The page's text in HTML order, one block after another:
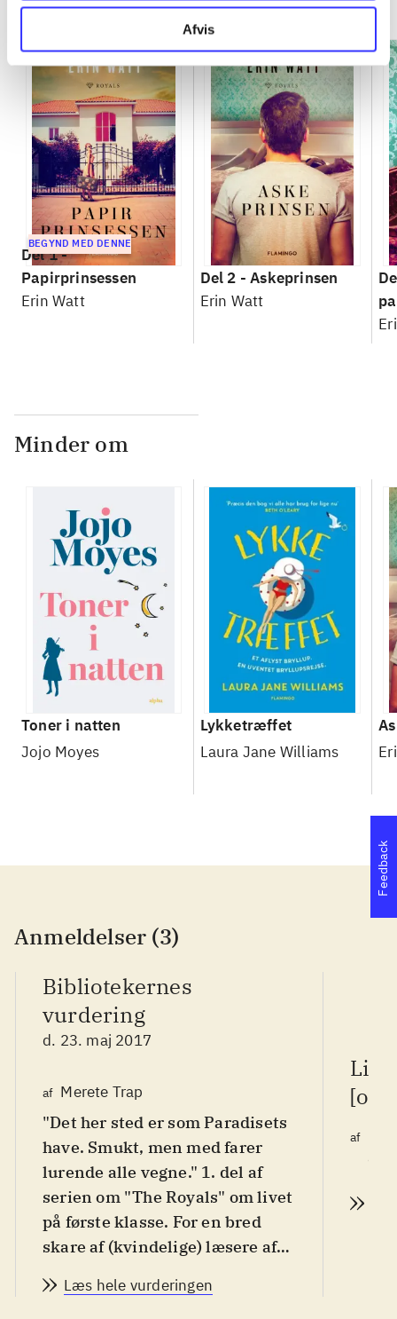
Afvis
BEGYND MED DENNE
Del 1 -
Papirprinsessen
Erin Watt
Del 2 -Askeprinsen
Erin Watt
Minder om
Toner i natten
Jojo Moyes
Lykketræffet
Laura Jane Williams
Anmeldelser (3)
Bibliotekernes
vurdering
d. 23. maj 2017
af Merete Trap
"Det her sted er som Paradisets
have. Smukt, men med farer
lurende alle vegne." 1. del af
serien om "The Royals" om livet
på første klasse. For en bred
skare af (kvindelige) læsere af
17-årige Ella må, efter
Læs hele vurderingen
af
d.
Feedback